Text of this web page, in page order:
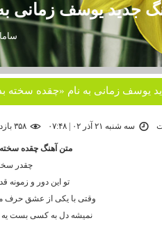
جدید یوسف زمانی
یوسف زمانی به نام «چقده سخته
سه شنبه ۲۱ آذر ۰۲ | ۰۷:۴۸ ۳۵۸ بازديد
متن آهنگ چقده
چقدر
تو این دور و زمونه
وقتی با یکی از عشق حرف
نمیشه دل به کسی بست